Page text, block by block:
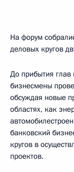
На форум
деловых кругов
До прибытия глав
бизнесмены
обсуждая новые
областях, как
банковский
кругов в
проектов.